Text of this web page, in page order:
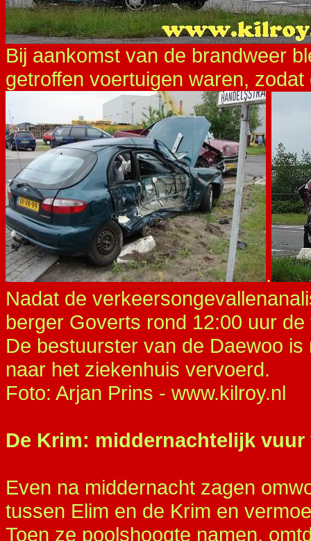
Bij aankomst van de brandweer
getroffen voertuigen waren,
.
Nadat de
berger Goverts rond 12:00 uur
De bestuurster van de Daewoo
naar het ziekenhuis vervoerd.
Foto: Arjan Prins - www.kilroy.nl
De Krim: middernachtelijk vuur
Even na middernacht zagen
tussen Elim en de Krim en
Toen ze poolshoogte namen,